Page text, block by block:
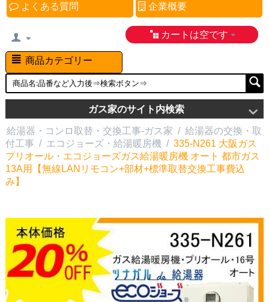
よくある質問 企業概要
カートは空です
商品カテゴリー
ガス家のサイト内検索
給湯器・コンロ取替・交換工事-ガス家 / 給湯器の交換・取
付工事 / エコジョーズ・給湯暖房機 / 335-N261 大阪ガス
プリオール・エコジョーズガス給湯暖房機 オート 都市ガス
13A用【無線LANリモコン+部材+標準取替交換工事費込
み】